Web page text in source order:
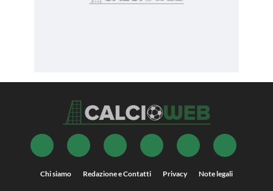
Chi siamo Redazione e Contatti Privacy Note legali